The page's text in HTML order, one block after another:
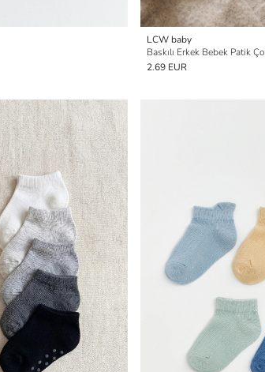
LCW baby
Baskılı Erkek Bebek Patik
2.69 EUR